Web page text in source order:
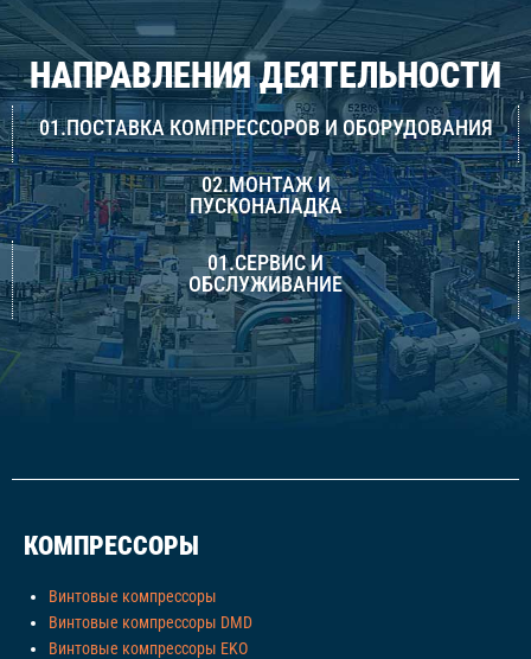
НАПРАВЛЕНИЯ ДЕЯТЕЛЬНОСТИ
01.ПОСТАВКА КОМПРЕССОРОВ И ОБОРУДОВАНИЯ
02.МОНТАЖ И
ПУСКОНАЛАДКА
01.СЕРВИС И
ОБСЛУЖИВАНИЕ
КОМПРЕССОРЫ
Винтовые компрессоры
Винтовые компрессоры DMD
Винтовые компрессоры EKO